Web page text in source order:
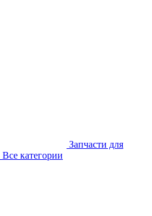
Запчасти для
Все категории